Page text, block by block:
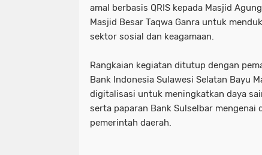
amal berbasis QRIS kepada Masjid
Masjid Besar Taqwa Ganra untuk
sektor sosial dan keagamaan.
Rangkaian kegiatan ditutup dengan
Bank Indonesia Sulawesi Selatan Bayu
digitalisasi untuk meningkatkan daya
serta paparan Bank Sulselbar
pemerintah daerah.